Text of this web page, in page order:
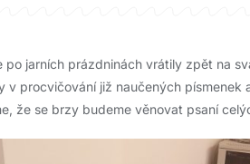
po jarních prázdninách vrátily zpět na
v procvičování již naučených písmenek
že se brzy budeme věnovat psaní